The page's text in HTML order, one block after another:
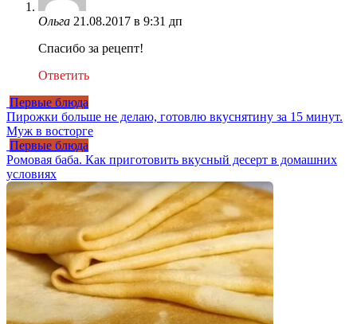
Ольга 21.08.2017 в 9:31 дп
Спасибо за рецепт!
Ответить
Первые блюда
Пирожки больше не делаю, готовлю вкуснятину за 15 минут.
Муж в восторге
Первые блюда
Ромовая баба. Как приготовить вкусный десерт в домашних
условиях